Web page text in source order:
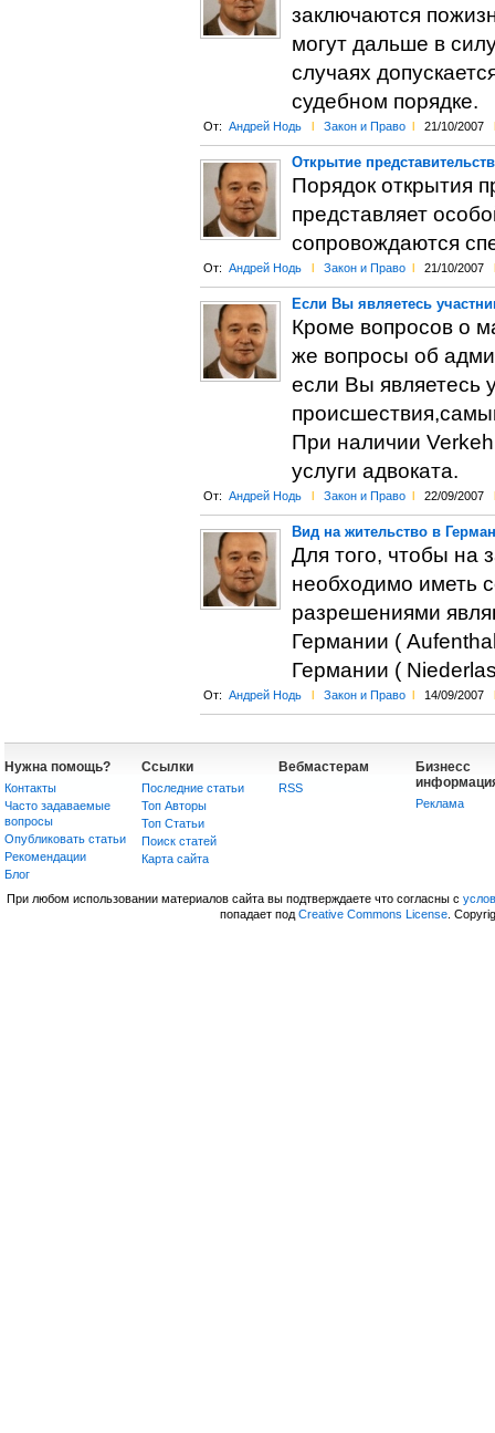
заключаются
могут дальше в
случаях
судебном порядке.
От: Андрей Нодь l Закон и Право l 21/10/2007 l
Открытие
Порядок открытия
представляет
сопровождаются
От: Андрей Нодь l Закон и Право l 21/10/2007 l
Если Вы являетесь
Кроме вопросов о
же вопросы об
если Вы являетесь
При наличии
услуги адвоката.
От: Андрей Нодь l Закон и Право l 22/09/2007 l
Вид на жительство в
Для того, чтобы на
необходимо иметь
разрешениями
Германии (
Германии (
От: Андрей Нодь l Закон и Право l 14/09/2007 l
Нужна помощь?
Контакты
Часто задаваемые
вопросы
Опубликовать статьи
Рекомендации
Блог
Ссылки
Последние статьи
Топ Авторы
Топ Статьи
Поиск статей
Карта сайта
Вебмастерам
RSS
Бизнесс
Реклама
При любом использовании материалов сайта вы подтверждаете что согласны с
попадает под Creative Commons License.